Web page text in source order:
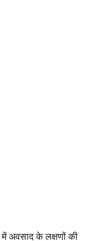
में अवसाद के लक्षणों की